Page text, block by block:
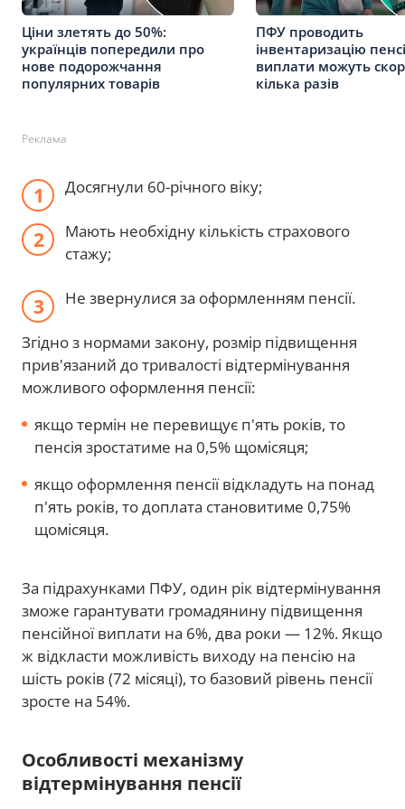
Ціни злетять до 50%:
українців попередили про
нове подорожчання
популярних товарів
ПФУ проводить
інвентаризацію
виплати можуть
кілька разів
Реклама
Досягнули 60-річного віку;
Мають необхідну кількість страхового
стажу;
Не звернулися за оформленням пенсії.
Згідно з нормами закону, розмір підвищення
прив'язаний до тривалості відтермінування
можливого оформлення пенсії:
якщо термін не перевищує п'ять років, то
пенсія зростатиме на 0,5% щомісяця;
якщо оформлення пенсії відкладуть на понад
п'ять років, то доплата становитиме 0,75%
щомісяця.
За підрахунками ПФУ, один рік відтермінування
зможе гарантувати громадянину підвищення
пенсійної виплати на 6%, два роки — 12%. Якщо
ж відкласти можливість виходу на пенсію на
шість років (72 місяці), то базовий рівень пенсії
зросте на 54%.
Особливості механізму
відтермінування пенсії